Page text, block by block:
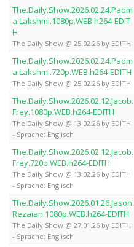
The.Daily.Show.2026.02.24.Padm
a.Lakshmi.1080p.WEB.h264-EDIT
H
The Daily Show @ 25.02.26 by EDITH
The.Daily.Show.2026.02.24.Padm
a.Lakshmi.720p.WEB.h264-EDITH
The Daily Show @ 25.02.26 by EDITH
The.Daily.Show.2026.02.12.Jacob.
Frey.1080p.WEB.h264-EDITH
The Daily Show @ 13.02.26 by EDITH
- Sprache: Englisch
The.Daily.Show.2026.02.12.Jacob.
Frey.720p.WEB.h264-EDITH
The Daily Show @ 13.02.26 by EDITH
- Sprache: Englisch
The.Daily.Show.2026.01.26.Jason.
Rezaian.1080p.WEB.h264-EDITH
The Daily Show @ 27.01.26 by EDITH
- Sprache: Englisch